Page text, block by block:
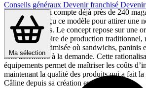
Conseils généraux Devenir franchisé
Ma sélection
L’enseigne, qui compte déjà près de 240
français, a conçu ce modèle pour attirer une
d’entrepreneurs. Le concept repose sur une
pas de laboratoire de production traditionnel,
préparation optimisée où sandwichs, paninis
sont assemblés à la demande. Cette
équipements permet de maîtriser les coûts
maintenant la qualité des produits qui a fait
Câline depuis sa création en 1985.